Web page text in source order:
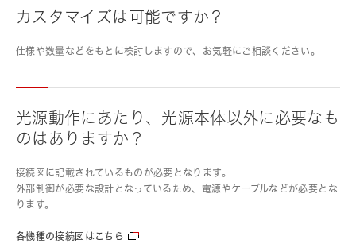
カスタマイズは可能ですか？
仕様や数量などをもとに検討しますので、お気軽にご相談ください。
光源動作にあたり、光源本体以外に必要なも
のはありますか？
接続図に記載されているものが必要となります。
外部制御が必要な設計となっているため、電源やケーブルなどが必要とな
ります。
各機種の接続図はこちら